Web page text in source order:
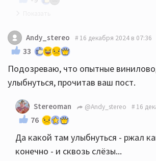
Благодарю!
Andy_stereo 16 декабря 2024 в 07:36
33
Подозреваю, что опытные
улыбнуться, прочитав ваш пост.
Stereoman @Andy_stereo 16
76
Да какой там улыбнуться - ржал
конечно - и сквозь слёзы...